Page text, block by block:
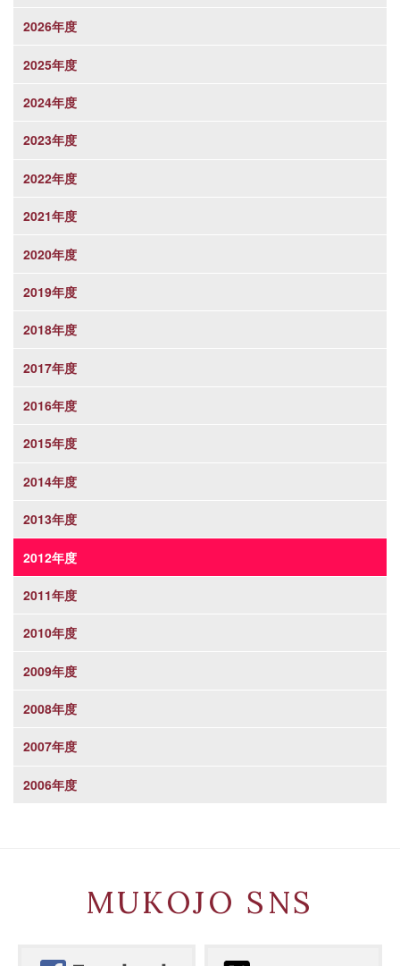
2026年度
2025年度
2024年度
2023年度
2022年度
2021年度
2020年度
2019年度
2018年度
2017年度
2016年度
2015年度
2014年度
2013年度
2012年度
2011年度
2010年度
2009年度
2008年度
2007年度
2006年度
MUKOJO SNS